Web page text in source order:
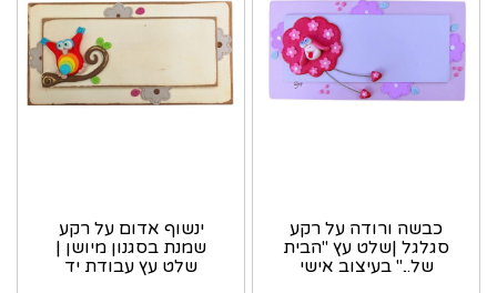
כבשה ורודה על רקע
סגלגל |שלט עץ "הבית
של..." בעיצוב אישי
ינשוף אדום על רקע
שמנת בסגנון מיושן |
שלט עץ עבודת יד